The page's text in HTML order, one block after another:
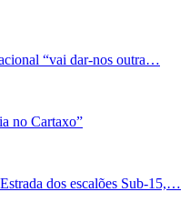
“vai dar-nos outra…
no Cartaxo”
dos escalões Sub-15,…